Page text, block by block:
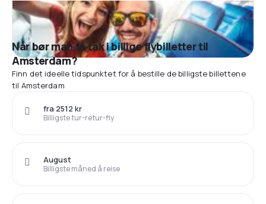
Når bør man få tak i billige flybilletter til
Amsterdam?
Finn det ideelle tidspunktet for å bestille de billigste billettene
til Amsterdam
Billigste tur-retur-fly
fra 2512 kr
Billigste måned å reise
August